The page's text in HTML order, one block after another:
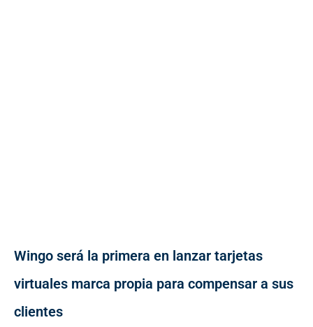
Wingo será la primera en lanzar tarjetas
virtuales marca propia para compensar a sus
clientes